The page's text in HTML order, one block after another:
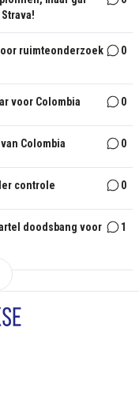
ruimteonderzoek
0
voor Colombia 0
Colombia 0
controle 0
doodsbang voor
1